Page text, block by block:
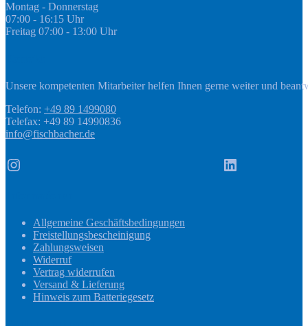
Montag - Donnerstag
07:00 - 16:15 Uhr
Freitag 07:00 - 13:00 Uhr
Unsere kompetenten Mitarbeiter helfen Ihnen gerne weiter und
Telefon: +49 89 1499080
Telefax: +49 89 14990836
info@fischbacher.de
Instagram LinkedIn
Allgemeine Geschäftsbedingungen
Freistellungsbescheinigung
Zahlungsweisen
Widerruf
Vertrag widerrufen
Versand & Lieferung
Hinweis zum Batteriegesetz